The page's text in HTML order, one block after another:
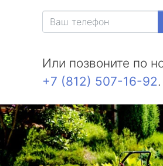
Или позвоните по
+7 (812) 507-16-92.